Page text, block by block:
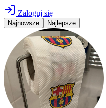
Zaloguj się
Najnowsze Najlepsze